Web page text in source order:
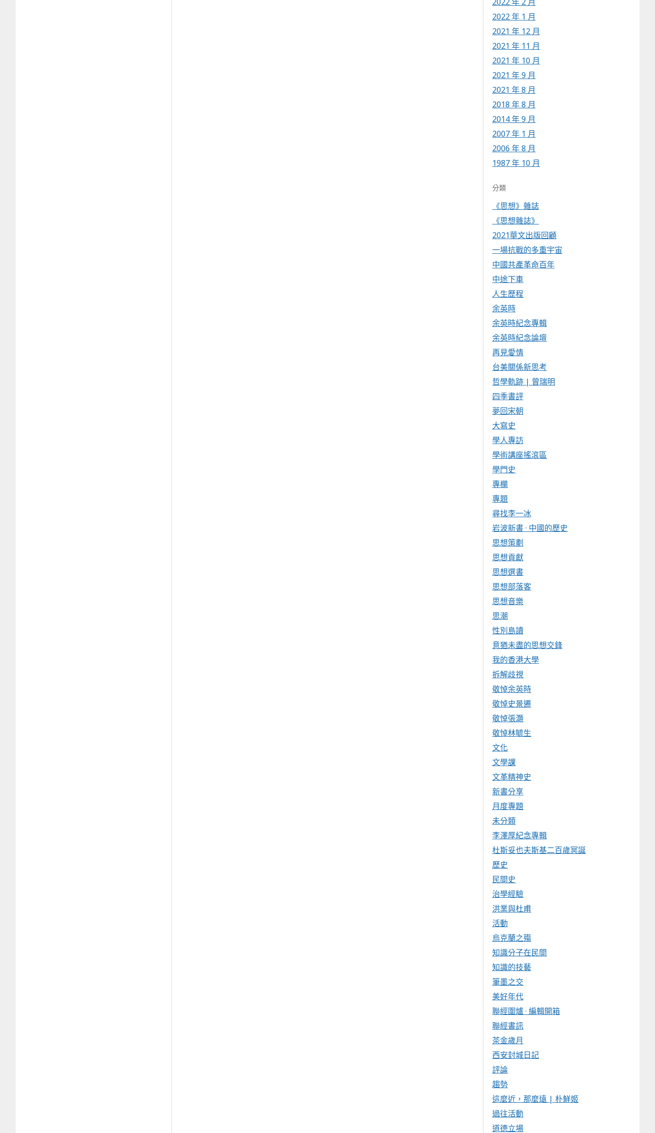
2022 年 1 月
2021 年 12 月
2021 年 11 月
2021 年 10 月
2021 年 9 月
2021 年 8 月
2018 年 8 月
2014 年 9 月
2007 年 1 月
2006 年 8 月
1987 年 10 月
分類
《思想》雜誌
《思想雜誌》
2021華文出版回顧
一場抗戰的多重宇宙
中國共產革命百年
中途下車
人生歷程
余英時
余英時紀念專輯
余英時紀念論壇
再見愛情
台美關係新思考
哲學軌跡 | 曾瑞明
四季書評
夢回宋朝
大寫史
學人專訪
學術講座搖滾區
學門史
專欄
專題
尋找李一冰
岩波新書 · 中國的歷史
思想策劃
思想貢獻
思想選書
思想部落客
思想音樂
思潮
性別島讀
意猶未盡的思想交鋒
我的香港大學
拆解歧視
敬悼余英時
敬悼史景遷
敬悼張灝
敬悼林毓生
文化
文學課
文革精神史
新書分享
月度專題
未分類
李澤厚紀念專輯
杜斯妥也夫斯基二百歲冥誕
歷史
民間史
治學經驗
洪業與杜甫
活動
烏克蘭之殤
知識分子在民間
知識的技藝
筆墨之交
美好年代
聯經圍爐 · 編輯開箱
聯經書訊
茶金歲月
西安封城日記
評論
趨勢
這麼近，那麼遠 | 朴鮮姬
過往活動
道德立場